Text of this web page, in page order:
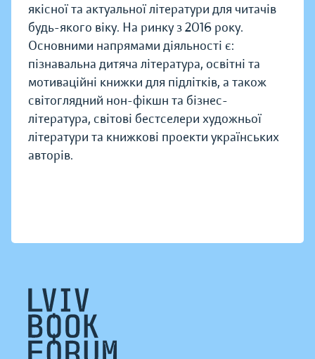
якісної та актуальної літератури для читачів
будь-якого віку. На ринку з 2016 року.
Основними напрямами діяльності є:
пізнавальна дитяча література, освітні та
мотиваційні книжки для підлітків, а також
світоглядний нон-фікшн та бізнес-
література, світові бестселери художньої
літератури та книжкові проекти українських
авторів.